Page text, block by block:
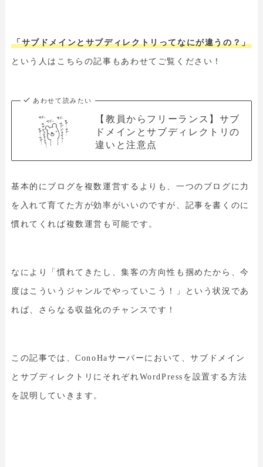
「サブドメインとサブディレクトリってなにが違うの？」
という人はこちらの記事もあわせてご覧ください！
あわせて読みたい
【教員からフリーランス】サブ
ドメインとサブディレクトリの
違いと注意点
基本的にブログを複数運営するよりも、一つのブログに力
を入れて育てた方が効率がいいのですが、記事を書くのに
慣れてくれば複数運営も可能です。
なにより「慣れてきたし、集客の方向性も掴めたから、今
度はこういうジャンルでやっていこう！」という状況であ
れば、さらなる収益化のチャンスです！
この記事では、ConoHaサーバーにおいて、サブドメイン
とサブディレクトリにそれぞれWordPressを設置する方法
を説明していきます。